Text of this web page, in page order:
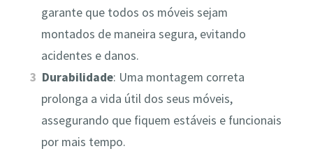
garante que todos os móveis sejam
montados de maneira segura, evitando
acidentes e danos.
Durabilidade: Uma montagem correta
prolonga a vida útil dos seus móveis,
assegurando que fiquem estáveis e funcionais
por mais tempo.